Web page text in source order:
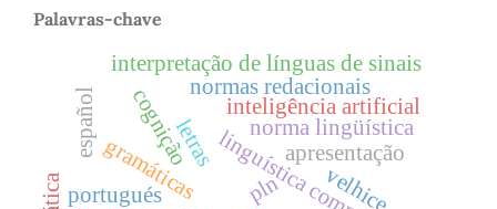
Palavras-chave
inteligência artificial
letras apresentação
cognição
gramáticas
norma lingüística
portugués
español
normas redacionais
interpretação de línguas de sinais
pln velhice